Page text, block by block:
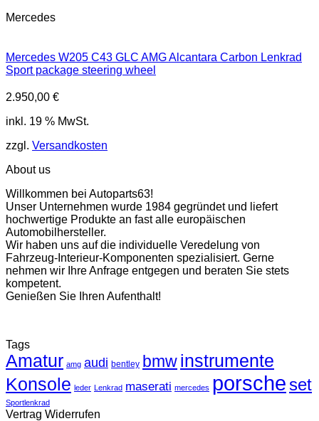
Mercedes
Mercedes W205 C43 GLC AMG Alcantara Carbon Lenkrad
Sport package steering wheel
2.950,00 €
inkl. 19 % MwSt.
zzgl. Versandkosten
About us
Willkommen bei Autoparts63!
Unser Unternehmen wurde 1984 gegründet und liefert
hochwertige Produkte an fast alle europäischen
Automobilhersteller.
Wir haben uns auf die individuelle Veredelung von
Fahrzeug-Interieur-Komponenten spezialisiert. Gerne
nehmen wir Ihre Anfrage entgegen und beraten Sie stets
kompetent.
Genießen Sie Ihren Aufenthalt!
Tags
Amatur amg audi bentley bmwinstrumente
Konsole leder Lenkrad maserati mercedes porsche set
Sportlenkrad
Vertrag Widerrufen